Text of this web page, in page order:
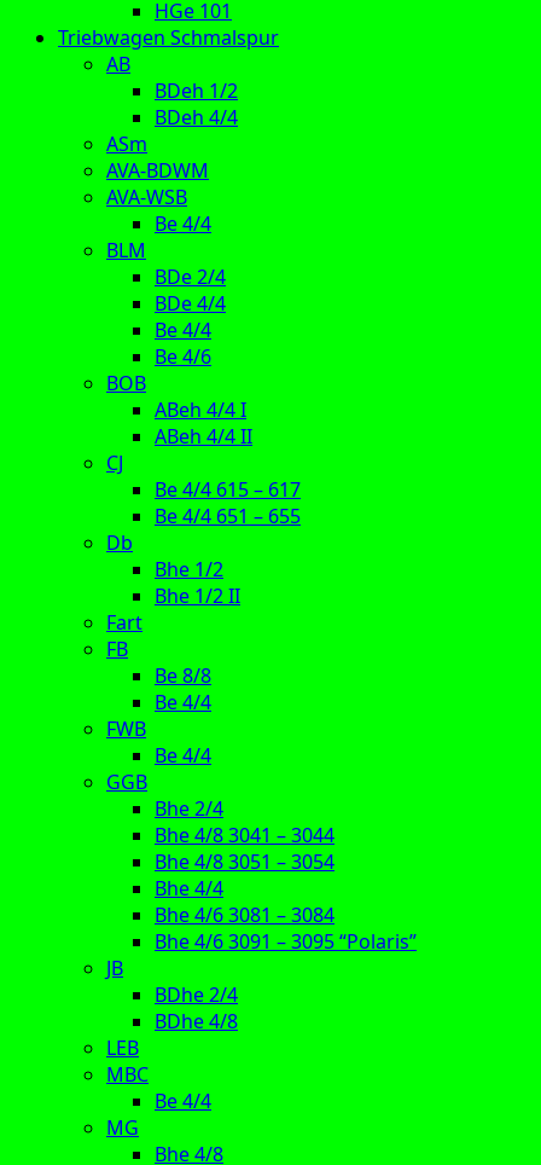
HGe 101
Triebwagen Schmalspur
AB
BDeh 1/2
BDeh 4/4
ASm
AVA-BDWM
AVA-WSB
Be 4/4
BLM
BDe 2/4
BDe 4/4
Be 4/4
Be 4/6
BOB
ABeh 4/4 I
ABeh 4/4 II
CJ
Be 4/4 615 – 617
Be 4/4 651 – 655
Db
Bhe 1/2
Bhe 1/2 II
Fart
FB
Be 8/8
Be 4/4
FWB
Be 4/4
GGB
Bhe 2/4
Bhe 4/8 3041 – 3044
Bhe 4/8 3051 – 3054
Bhe 4/4
Bhe 4/6 3081 – 3084
Bhe 4/6 3091 – 3095 “Polaris”
JB
BDhe 2/4
BDhe 4/8
LEB
MBC
Be 4/4
MG
Bhe 4/8